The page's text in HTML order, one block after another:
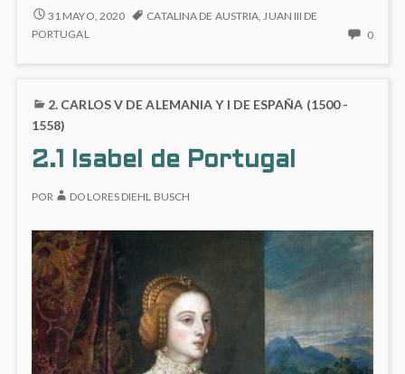
3.1
MARÍA
31 MAYO, 2020 CATALINA DE AUSTRIA JUAN III DE
PORTUGAL
0NO
2. CARLOS V DE ALEMANIA Y I DE ESPAÑA (1500 -
1558)
2.1 Isabel de Portugal
POR DOLORES DIEHL BUSCH